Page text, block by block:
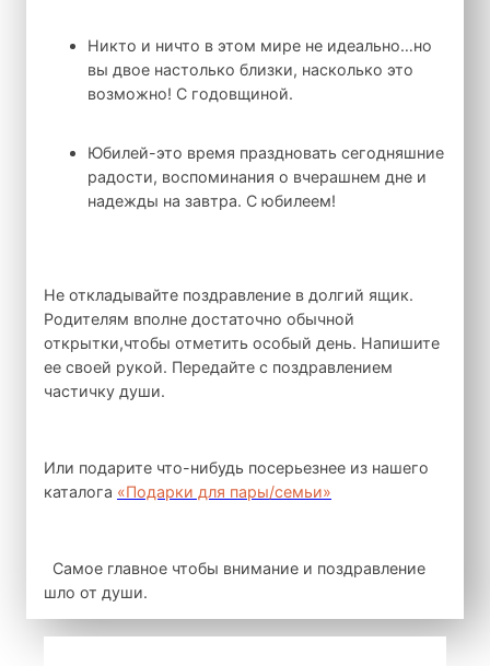
Никто и ничто в этом мире не идеально…но
вы двое настолько близки, насколько это
возможно! С годовщиной.
Юбилей-это время праздновать сегодняшние
радости, воспоминания о вчерашнем дне и
надежды на завтра. С юбилеем!
Не откладывайте поздравление в долгий ящик.
Родителям вполне достаточно обычной
открытки,чтобы отметить особый день. Напишите
ее своей рукой. Передайте с поздравлением
частичку души.
Или подарите что-нибудь посерьезнее из нашего
каталога «Подарки для пары/семьи»
Самое главное чтобы внимание и поздравление
шло от души.